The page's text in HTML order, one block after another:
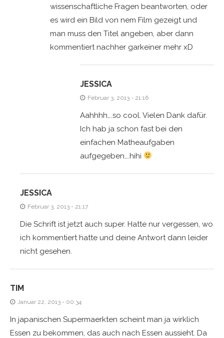
wissenschaftliche Fragen beantworten, oder
es wird ein Bild von nem Film gezeigt und
man muss den Titel angeben, aber dann
kommentiert nachher garkeiner mehr xD
JESSICA
Februar 3, 2013 - 21:16
Aahhhh….so cool. Vielen Dank dafür.
Ich hab ja schon fast bei den
einfachen Matheaufgaben
aufgegeben….hihi
JESSICA
Februar 3, 2013 - 21:17
Die Schrift ist jetzt auch super. Hatte nur vergessen, wo
ich kommentiert hatte und deine Antwort dann leider
nicht gesehen.
TIM
Januar 22, 2013 - 00:34
In japanischen Supermaerkten scheint man ja wirklich
Essen zu bekommen, das auch nach Essen aussieht. Da